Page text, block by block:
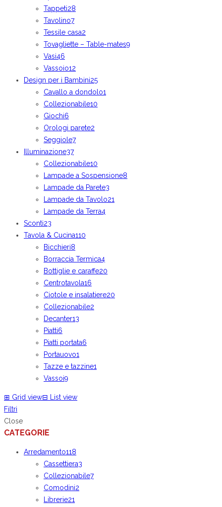
Tappeti28
Tavolino7
Tessile casa2
Tovagliette – Table-mates9
Vasi46
Vassoio12
Design per i Bambini25
Cavallo a dondolo1
Collezionabile10
Giochi6
Orologi parete2
Seggiole7
Illuminazione37
Collezionabile10
Lampade a Sospensione8
Lampade da Parete3
Lampade da Tavolo21
Lampade da Terra4
Sconti23
Tavola & Cucina110
Bicchieri8
Borraccia Termica4
Bottiglie e caraffe20
Centrotavola16
Ciotole e insalatiere20
Collezionabile2
Decanter13
Piatti6
Piatti portata6
Portauovo1
Tazze e tazzine1
Vassoi9
⊞ Grid view⊟
List view
Filtri
Close
CATEGORIE
Arredamento118
Cassettiera3
Collezionabile7
Comodini2
Librerie21